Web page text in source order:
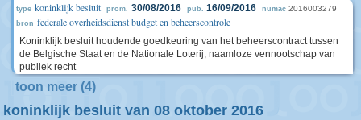
type koninklijk besluit prom. 30/08/2016 pub. 16/09/2016 numac 2016003279
bron federale overheidsdienst budget en beheerscontrole
Koninklijk besluit houdende goedkeuring van het beheerscontract tussen
de Belgische Staat en de Nationale Loterij, naamloze vennootschap van
publiek recht
toon meer (4)
koninklijk besluit van 08 oktober 2016